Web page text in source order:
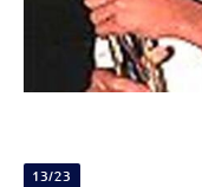
13/23